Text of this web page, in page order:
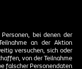
Personen, bei denen der
an der Aktion
versuchen, sich oder
von der Teilnahme
falscher Personendaten